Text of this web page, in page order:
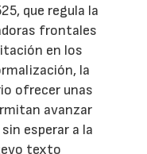
que regula la
frontales
en los
la
ofrecer unas
avanzar
esperar a la
texto